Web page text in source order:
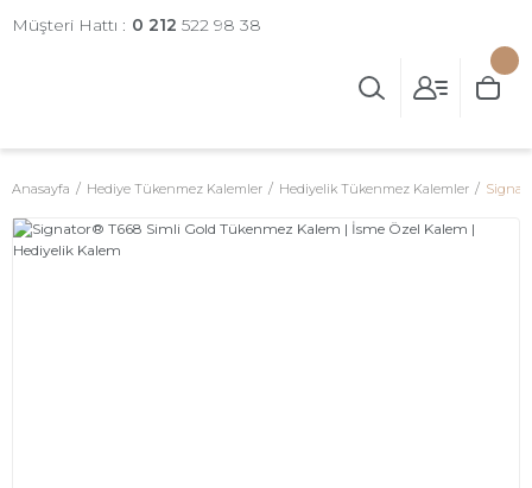
Müşteri Hattı : 0 212 522 98 38
Anasayfa Hediye Tükenmez Kalemler Hediyelik Tükenmez Kalemler